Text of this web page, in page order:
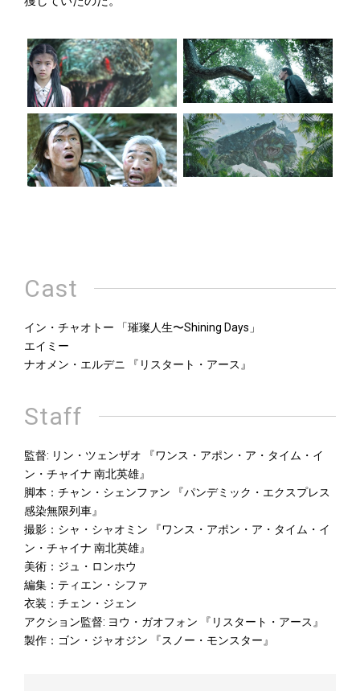
Cast
イン・チャオトー 「璀璨人生〜Shining Days」
エイミー
ナオメン・エルデニ 『リスタート・アース』
Staff
監督: リン・ツェンザオ 『ワンス・アポン・ア・タイム・イ
ン・チャイナ 南北英雄』
脚本：チャン・シェンファン 『パンデミック・エクスプレス
感染無限列車』
撮影：シャ・シャオミン 『ワンス・アポン・ア・タイム・イ
ン・チャイナ 南北英雄』
美術：ジュ・ロンホウ
編集：ティエン・シファ
衣装：チェン・ジェン
アクション監督: ヨウ・ガオフォン 『リスタート・アース』
製作：ゴン・ジャオジン 『スノー・モンスター』